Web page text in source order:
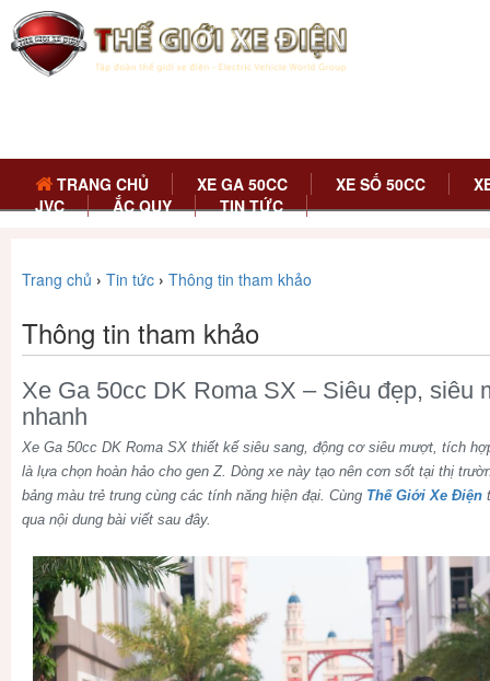
TRANG CHỦ XE GA 50CC XE SỐ 50CC
JVC
ẮC QUY TIN TỨC
Trang chủ › Tin tức › Thông tin tham khảo
Thông tin tham khảo
Xe Ga 50cc DK Roma SX – Siêu đẹp, siêu
nhanh
Xe Ga 50cc DK Roma SX thiết kế siêu sang, động cơ siêu mượt, tích
là lựa chọn hoàn hảo cho gen Z. Dòng xe này tạo nên cơn sốt tại thị
bảng màu trẻ trung cùng các tính năng hiện đại. Cùng Thế Giới Xe Điện
qua nội dung bài viết sau đây.